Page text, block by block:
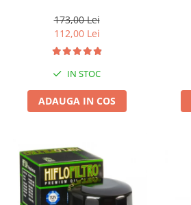
173,00 Lei
112,00 Lei
IN STOC
ADAUGA IN COS